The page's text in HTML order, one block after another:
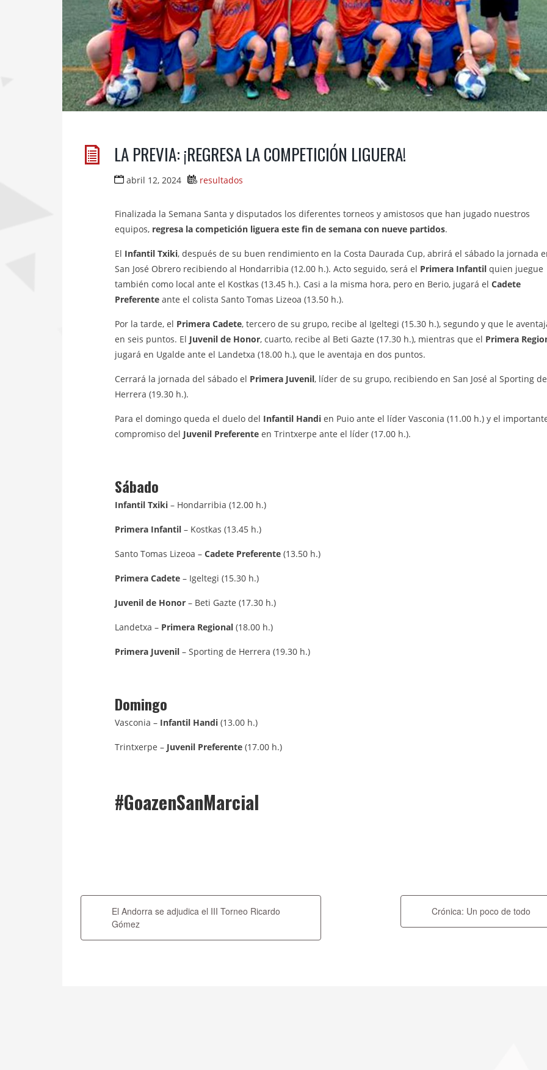
LA PREVIA: ¡REGRESA LA COMPETICIÓN LIGUERA!
abril 12, 2024 resultados
Finalizada la Semana Santa y disputados los diferentes torneos y amistosos que han jugado nuestros
equipos, regresa la competición liguera este fin de semana con nueve partidos.
El Infantil Txiki, después de su buen rendimiento en la Costa Daurada Cup, abrirá el sábado la jornada
San José Obrero recibiendo al Hondarribia (12.00 h.). Acto seguido, será el Primera Infantil quien juegue
también como local ante el Kostkas (13.45 h.). Casi a la misma hora, pero en Berio, jugará el Cadete
Preferente ante el colista Santo Tomas Lizeoa (13.50 h.).
Por la tarde, el Primera Cadete, tercero de su grupo, recibe al Igeltegi (15.30 h.), segundo y que le
en seis puntos. El Juvenil de Honor, cuarto, recibe al Beti Gazte (17.30 h.), mientras que el Primera
jugará en Ugalde ante el Landetxa (18.00 h.), que le aventaja en dos puntos.
Cerrará la jornada del sábado el Primera Juvenil, líder de su grupo, recibiendo en San José al Sporting de
Herrera (19.30 h.).
Para el domingo queda el duelo del Infantil Handi en Puio ante el líder Vasconia (11.00 h.) y el
compromiso del Juvenil Preferente en Trintxerpe ante el líder (17.00 h.).
Sábado
Infantil Txiki – Hondarribia (12.00 h.)
Primera Infantil – Kostkas (13.45 h.)
Santo Tomas Lizeoa – Cadete Preferente (13.50 h.)
Primera Cadete – Igeltegi (15.30 h.)
Juvenil de Honor – Beti Gazte (17.30 h.)
Landetxa – Primera Regional (18.00 h.)
Primera Juvenil – Sporting de Herrera (19.30 h.)
Domingo
Vasconia – Infantil Handi (13.00 h.)
Trintxerpe – Juvenil Preferente (17.00 h.)
#GoazenSanMarcial
de
entradas
El Andorra se adjudica el III Torneo Ricardo
Gómez
Crónica: Un poco de todo